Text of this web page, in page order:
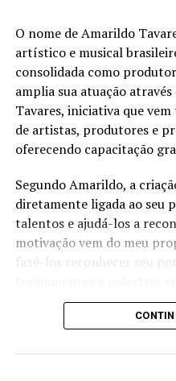
O nome de Amarildo
artístico e musical
consolidada como
amplia sua atuação
Tavares, iniciativa que
de artistas, produtores e
oferecendo capacitação
Segundo Amarildo, a
diretamente ligada ao seu
talentos e ajudá-los a
motivação vem do meu
fazê-los reconhecer seu
atuação”, afirma o
acolhimento e